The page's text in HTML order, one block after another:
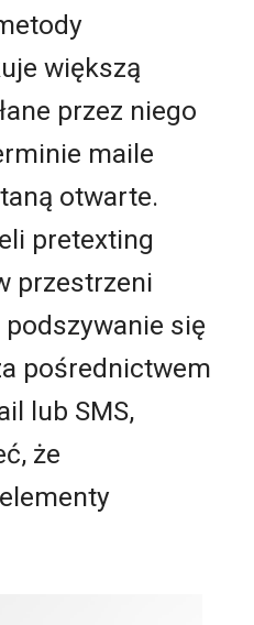
większą
przez niego
maile
otwarte.
pretexting
przestrzeni
się
pośrednictwem
lub SMS,
że